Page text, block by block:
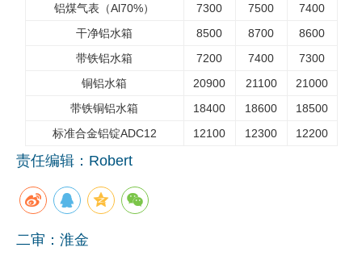
铝煤气表（Al70%）
7300 7500
7400
干净铝水箱
8500 8700
8600
带铁铝水箱
7200 7400
7300
铜铝水箱
20900 21100
21000
带铁铜铝水箱
18400 18600
18500
标准合金铝锭ADC12
12100 12300 12200
责任编辑：Robert
二审：淮金